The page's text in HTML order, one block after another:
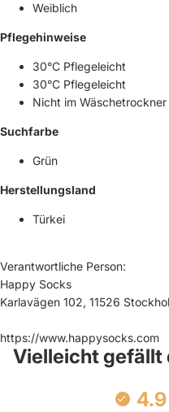
Weiblich
Pflegehinweise
30°C Pflegeleicht
30°C Pflegeleicht
Nicht im
Suchfarbe
Grün
Herstellungsland
Türkei
Verantwortliche Person:
Happy Socks
Karlavägen 102, 11526
https://www.happysocks.com
Vielleicht gefällt
4.9